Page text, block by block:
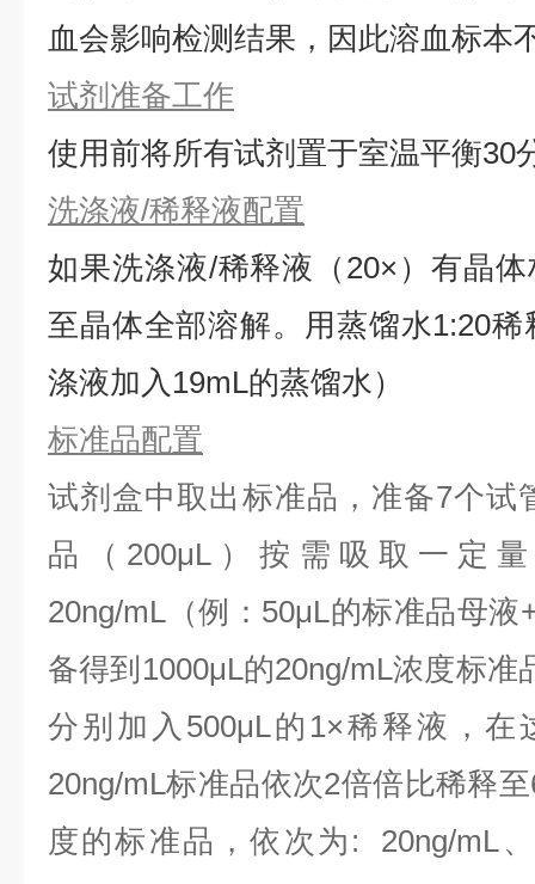
血会影响检测结果，因此溶血标本
试剂准备工作
使用前将所有试剂置于室温平衡30
洗涤液/稀释液配置
如果洗涤液/稀释液（20×）有晶
⾄晶体全部溶解。用蒸馏水1:20
涤液加入19mL的蒸馏水）
标准品配置
试剂盒中取出标准品，准备7个试
品（200μL）按需吸取一定
20ng/mL（例：50μL的标准品母液
备得到1000μL的20ng/mL浓度标准
分别加入500μL的1×稀释液，
20ng/mL标准品依次2倍倍比稀释
度的标准品，依次为: 20ng/mL